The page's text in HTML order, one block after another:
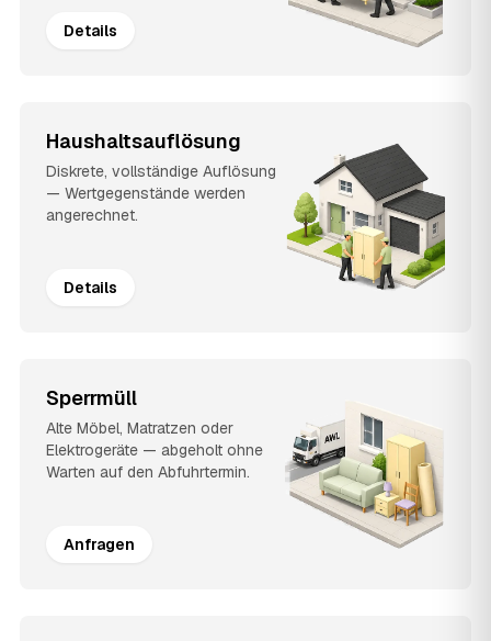
Details
Haushaltsauflösung
Diskrete, vollständige Auflösung
— Wertgegenstände werden
angerechnet.
Details
Sperrmüll
Alte Möbel, Matratzen oder
Elektrogeräte — abgeholt ohne
Warten auf den Abfuhrtermin.
Anfragen